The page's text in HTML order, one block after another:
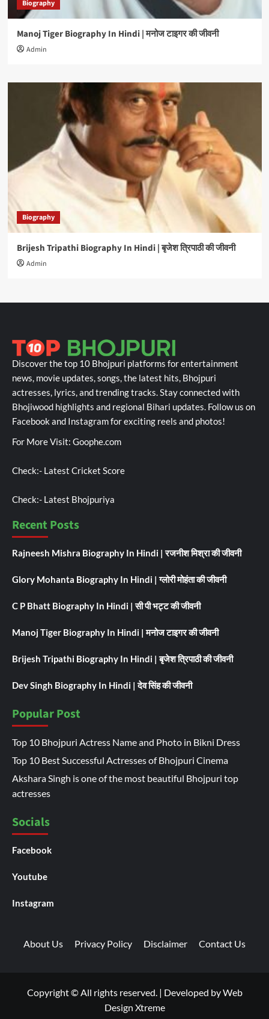
Biography
Manoj Tiger Biography In Hindi | मनोज टाइगर की जीवनी
Admin
Biography
Brijesh Tripathi Biography In Hindi | बृजेश त्रिपाठी की जीवनी
Admin
Discover the top 10 Bhojpuri platforms for entertainment
news, movie updates, songs, the latest hits, Bhojpuri
actresses, lyrics, and trending tracks. Stay connected with
Bhojiwood highlights and regional Bihari updates. Follow us on
Facebook and Instagram for exciting reels and photos!
For More Visit: Goophe.com
Check:- Latest Cricket Score
Check:- Latest Bhojpuriya
Recent Posts
Rajneesh Mishra Biography In Hindi | रजनीश मिश्रा की जीवनी
Glory Mohanta Biography In Hindi | ग्लोरी मोहंता की जीवनी
C P Bhatt Biography In Hindi | सी पी भट्ट की जीवनी
Manoj Tiger Biography In Hindi | मनोज टाइगर की जीवनी
Brijesh Tripathi Biography In Hindi | बृजेश त्रिपाठी की जीवनी
Dev Singh Biography In Hindi | देव सिंह की जीवनी
Popular Post
Top 10 Bhojpuri Actress Name and Photo in Bikni Dress
Top 10 Best Successful Actresses of Bhojpuri Cinema
Akshara Singh is one of the most beautiful Bhojpuri top
actresses
Socials
Facebook
Youtube
Instagram
About Us Privacy Policy Disclaimer Contact Us
Copyright © All rights reserved. | Developed byWeb
Design Xtreme